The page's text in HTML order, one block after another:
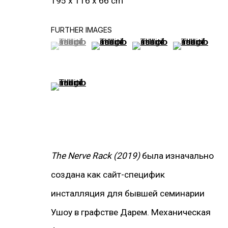
FURTHER IMAGES
(View a larger image of thumbnail 1 )
, currently selected.
, currently selected.
, currently selected.(View a larger image of thumbnail 2 )
(View a larger image of
(View a larger
(View a larger image of thumbnail 5 )
The Nerve Rack (2019) была изначально
создана как сайт-специфик
инсталляция для бывшей семинарии
Ушоу в графстве Дарем. Механическая